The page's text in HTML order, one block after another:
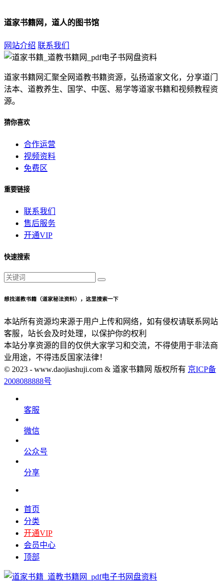
道家书籍网，道人的图书馆
网站介绍 联系我们
道家书籍网汇聚全网道教书籍资源，弘扬道家文化，分享道门
法本、道教养生、国学、中医、易学等道家书籍和视频教程资
源。
猜你喜欢
合作运营
视频资料
免费区
重要链接
联系我们
售后服务
开通VIP
快速搜索
想找道教书籍（道家秘法资料），这里搜索一下
本站所有资源均来源于用户上传和网络，如有侵权请联系网站
客服，站长会及时处理，以保护你的权利
本站分享资源的目的仅供大家学习和交流，不得使用于非法商
业用途，不得违反国家法律！
© 2023 - www.daojiashuji.com & 道家书籍网 版权所有 京ICP备
2008088888号
客服
微信
公众号
分享
首页
分类
开通VIP
会员中心
顶部